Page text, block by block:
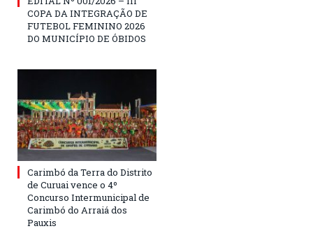
COPA DA INTEGRAÇÃO DE
FUTEBOL FEMININO 2026
DO MUNICÍPIO DE ÓBIDOS
Carimbó da Terra do Distrito
de Curuai vence o 4º
Concurso Intermunicipal de
Carimbó do Arraiá dos
Pauxis